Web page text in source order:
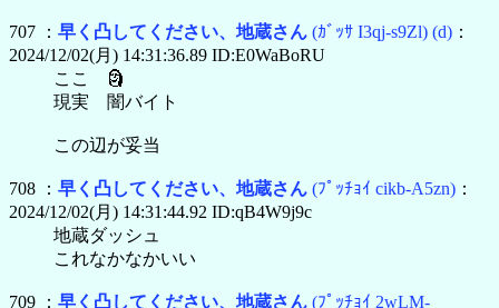
707 ： 早く凸してください、地蔵さん (ｶﾞｯｻ I3qj-s9Zl) (d) ：
2024/12/02(月) 14:31:36.89 ID:E0WaBoRU
ここ 🗿
現実 闇バイト
この辺が妥当
708 ： 早く凸してください、地蔵さん (ﾌﾟｯﾁｮｲ cikb-A5zn) ：
2024/12/02(月) 14:31:44.92 ID:qB4W9j9c
地蔵ダッシュ
これなかなかいい
709 ： 早く凸してください、地蔵さん (ﾌﾟｯﾁｮｲ 2wLM-